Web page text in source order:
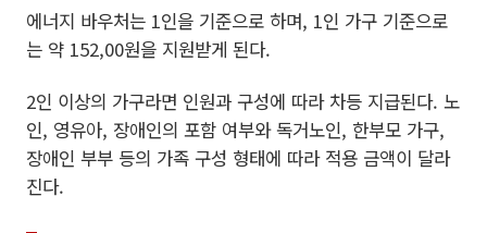
에너지 바우처는 1인을 기준으로 하며, 1인 가구 기준으로
는 약 152,00원을 지원받게 된다.
2인 이상의 가구라면 인원과 구성에 따라 차등 지급된다. 노
인, 영유아, 장애인의 포함 여부와 독거노인, 한부모 가구,
장애인 부부 등의 가족 구성 형태에 따라 적용 금액이 달라
진다.